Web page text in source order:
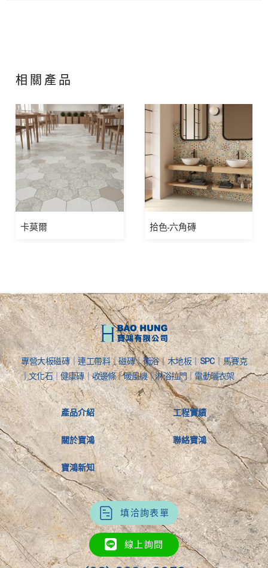
相關產品
卡莫爾 拾色-六角磚
專營大板磁磚｜連工帶料｜磁磚｜衛浴｜木地板｜SPC｜馬賽克
｜文化石｜健康磚｜收邊條｜暖風機｜淋浴拉門｜電動曬衣架
產品介紹
關於寶鴻
寶鴻新知
工程實績
聯絡寶鴻
填洽詢表單
線上詢問